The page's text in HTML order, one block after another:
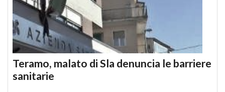
Teramo, malato di Sla denuncia le barriere
sanitarie